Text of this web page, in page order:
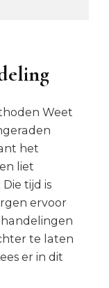
Weet
het
liet
tijd is
ervoor
te laten
er in dit